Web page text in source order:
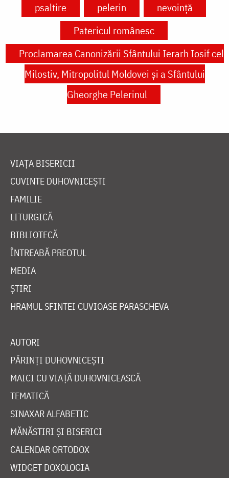
psaltire
pelerin
nevoință
Patericul românesc
Proclamarea Canonizării Sfântului Ierarh Iosif cel
Milostiv, Mitropolitul Moldovei și a Sfântului
Gheorghe Pelerinul
VIAȚA BISERICII
CUVINTE DUHOVNICEȘTI
FAMILIE
LITURGICĂ
BIBLIOTECĂ
ÎNTREABĂ PREOTUL
MEDIA
ȘTIRI
HRAMUL SFINTEI CUVIOASE PARASCHEVA
AUTORI
PĂRINȚI DUHOVNICEȘTI
MAICI CU VIAȚĂ DUHOVNICEASCĂ
TEMATICĂ
SINAXAR ALFABETIC
MĂNĂSTIRI ȘI BISERICI
CALENDAR ORTODOX
WIDGET DOXOLOGIA